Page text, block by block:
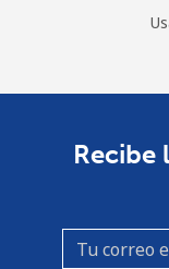
Recibe